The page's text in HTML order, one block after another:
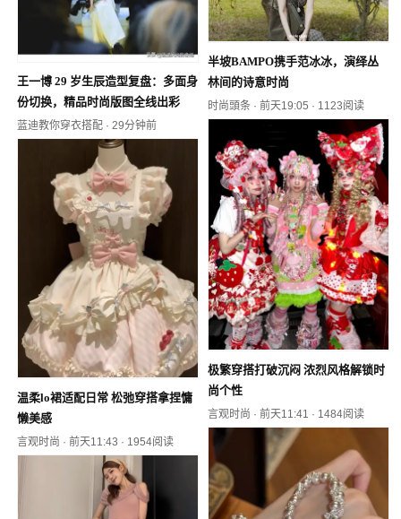
王一博 29 岁生辰造型复盘：多面身
份切换，精品时尚版图全线出彩
蓝迪教你穿衣搭配 · 29分钟前
半坡BAMPO携手范冰冰，演绎丛
林间的诗意时尚
时尚頭条 ·前天19:05 · 1123阅读
极繁穿搭打破沉闷 浓烈风格解锁时
尚个性
言观时尚 ·前天11:41 · 1484阅读
温柔lo裙适配日常 松弛穿搭拿捏慵
懒美感
言观时尚 ·前天11:43 · 1954阅读